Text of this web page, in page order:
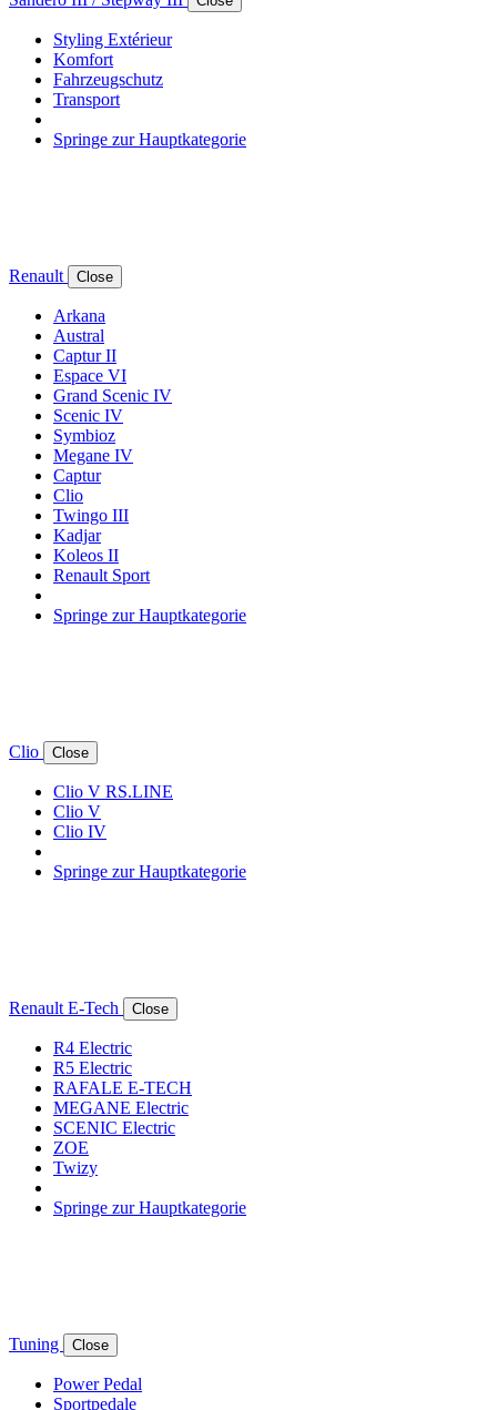
Styling Extérieur
Komfort
Fahrzeugschutz
Transport
Springe zur Hauptkategorie
Renault Close
Arkana
Austral
Captur II
Espace VI
Grand Scenic IV
Scenic IV
Symbioz
Megane IV
Captur
Clio
Twingo III
Kadjar
Koleos II
Renault Sport
Springe zur Hauptkategorie
Clio Close
Clio V RS.LINE
Clio V
Clio IV
Springe zur Hauptkategorie
Renault E-Tech Close
R4 Electric
R5 Electric
RAFALE E-TECH
MEGANE Electric
SCENIC Electric
ZOE
Twizy
Springe zur Hauptkategorie
Tuning Close
Power Pedal
Sportpedale